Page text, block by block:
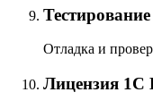
Тестирование
Отладка и
Лицензия 1С